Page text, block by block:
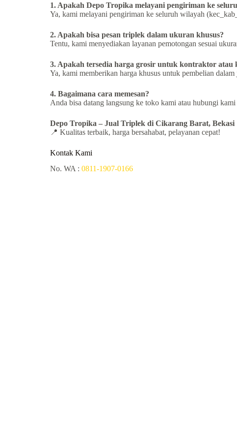
1. Apakah Depo Tropika melayani pengiriman ke
Ya, kami melayani pengiriman ke seluruh wilayah
2. Apakah bisa pesan triplek dalam ukuran khusus?
Tentu, kami menyediakan layanan pemotongan sesuai
3. Apakah tersedia harga grosir untuk kontraktor atau
Ya, kami memberikan harga khusus untuk pembelian dalam
4. Bagaimana cara memesan?
Anda bisa datang langsung ke toko kami atau hubungi
Depo Tropika – Jual Triplek di Cikarang Barat, Bekasi
📍 Kualitas terbaik, harga bersahabat, pelayanan cepat!
Kontak Kami
No. WA : 0811-1907-0166